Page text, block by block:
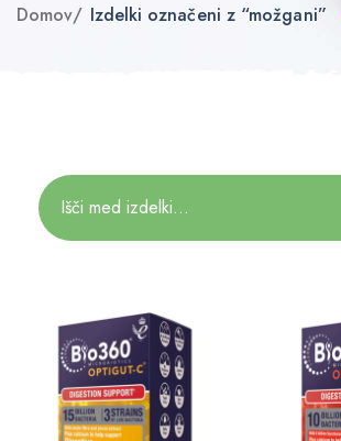
Domov/ Izdelki označeni z “možgani”